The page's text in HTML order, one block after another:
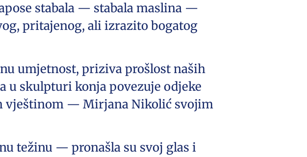
stabala — stabala maslina —
pritajenog, ali izrazito bogatog
umjetnost, priziva prošlost naših
u skulpturi konja povezuje odjeke
vještinom — Mirjana Nikolić svojim
težinu — pronašla su svoj glas i